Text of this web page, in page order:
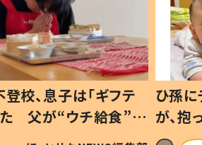
校、息子は「ギフテ
た 父が“ウチ給食”を
理由とは #令和の親
ひ孫
が、
「涙が